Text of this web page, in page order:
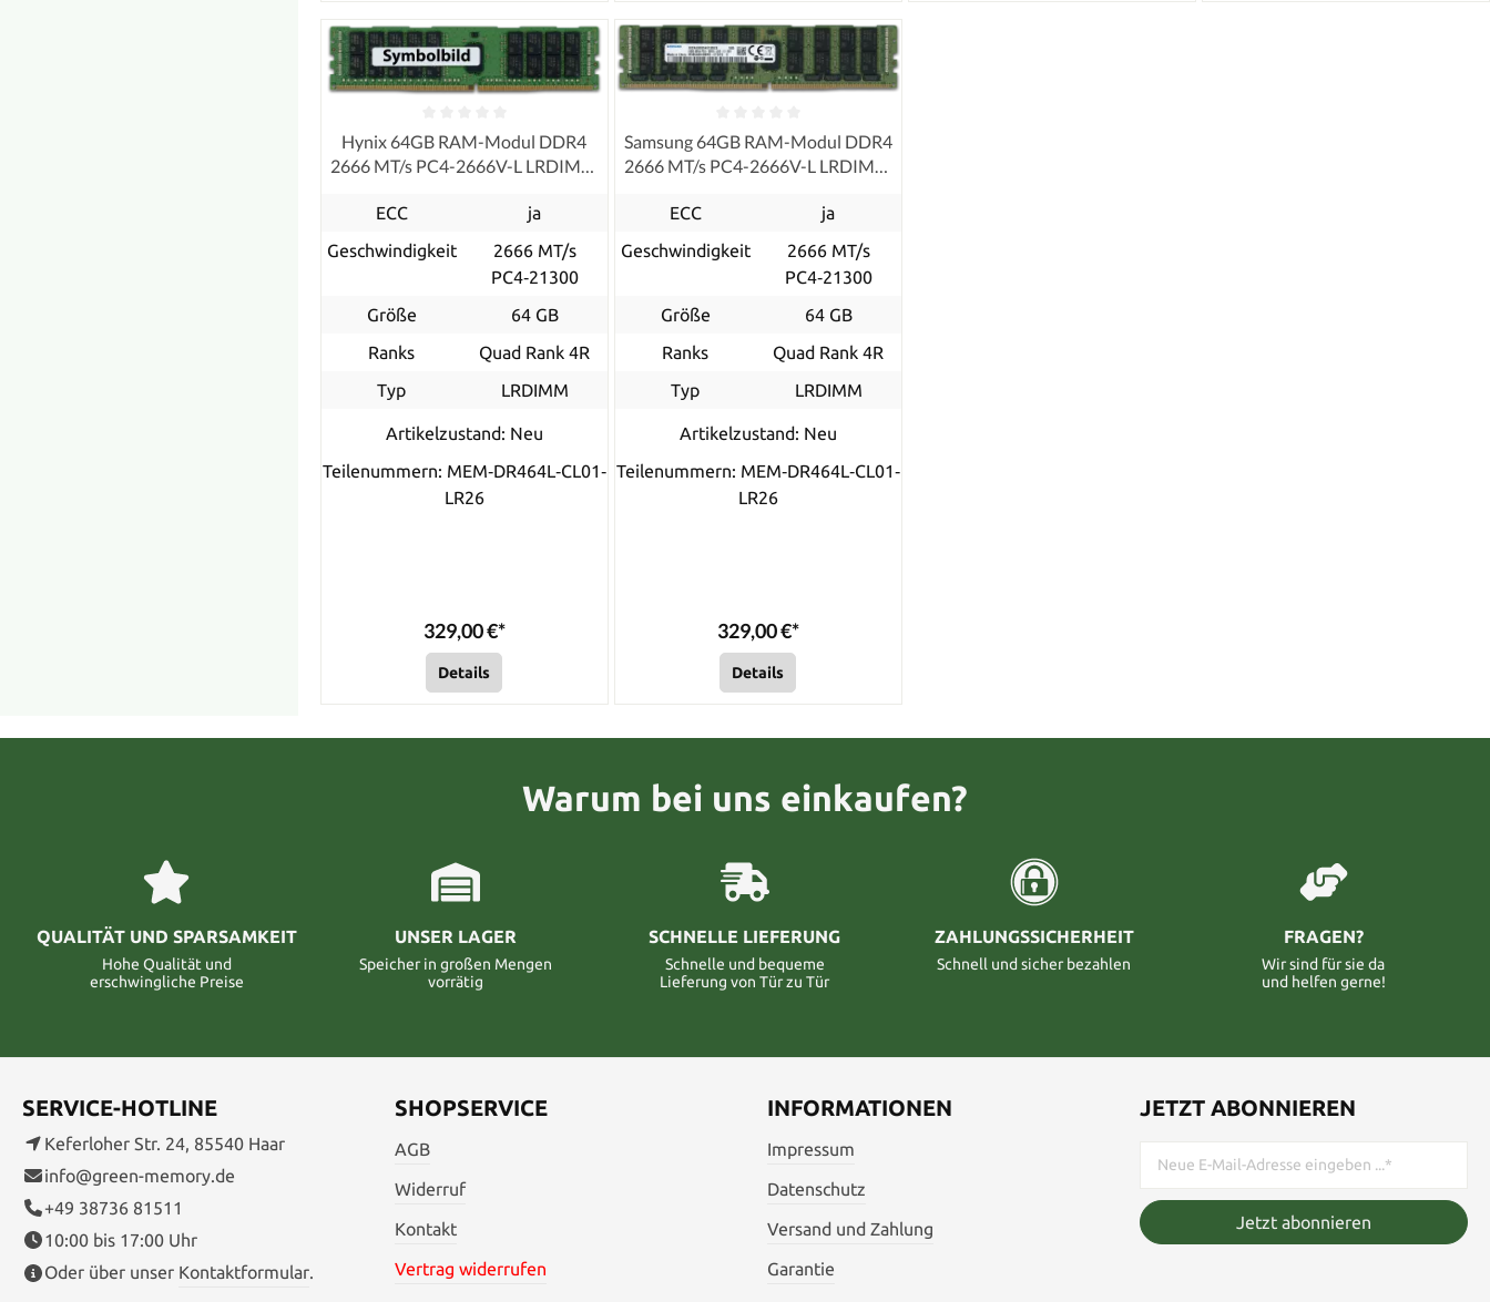
Hynix 64GB RAM-Modul DDR4
2666 MT/s PC4-2666V-L LRDIMM
ECC
ja
Geschwindigkeit
2666 MT/s
PC4‑21300
Größe
64 GB
Ranks
Quad Rank 4R
Typ
LRDIMM
Artikelzustand: Neu
Teilenummern: MEM‐DR464L‐CL01‐
LR26
329,00 €*
Details
Samsung 64GB RAM-Modul DDR4
2666 MT/s PC4-2666V-L LRDIMM
ECC
ja
Geschwindigkeit
2666 MT/s
PC4‑21300
Größe
64 GB
Ranks
Quad Rank 4R
Typ
LRDIMM
Artikelzustand: Neu
Teilenummern: MEM‐DR464L‐CL01‐
LR26
329,00 €*
Details
Warum bei uns einkaufen?
QUALITÄT UND SPARSAMKEIT
Hohe Qualität und
erschwingliche Preise
UNSER LAGER
Speicher in großen Mengen
vorrätig
SCHNELLE LIEFERUNG
Schnelle und bequeme
Lieferung von Tür zu Tür
ZAHLUNGSSICHERHEIT
Schnell und sicher bezahlen
FRAGEN?
Wir sind für sie da
und helfen gerne!
SERVICE-HOTLINE
Keferloher Str. 24, 85540 Haar
info@green-memory.de
+49 38736 81511
10:00 bis 17:00 Uhr
Oder über unser Kontaktformular
SHOPSERVICE
AGB
Widerruf
Kontakt
Vertrag widerrufen
INFORMATIONEN
Impressum
Datenschutz
Versand und Zahlung
Garantie
JETZT ABONNIEREN
Jetzt abonnieren